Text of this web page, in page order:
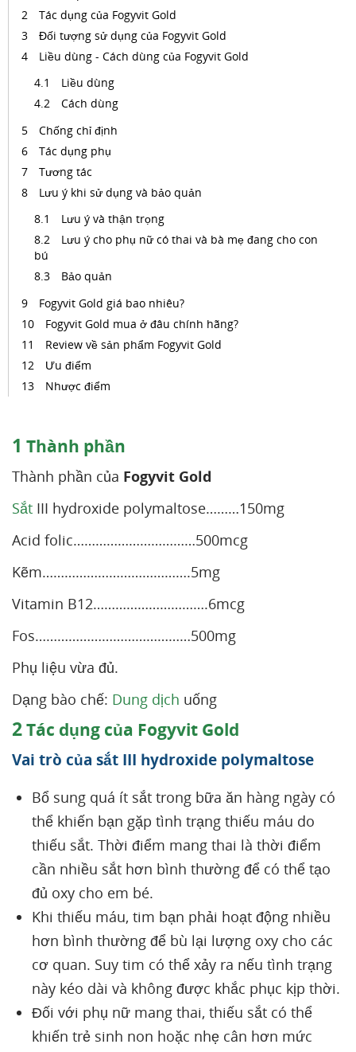
Tác dụng của Fogyvit Gold
Đối tượng sử dụng của Fogyvit Gold
Liều dùng - Cách dùng của Fogyvit Gold
Liều dùng
Cách dùng
Chống chỉ định
Tác dụng phụ
Tương tác
Lưu ý khi sử dụng và bảo quản
Lưu ý và thận trọng
Lưu ý cho phụ nữ có thai và bà mẹ đang cho con
bú
Bảo quản
Fogyvit Gold giá bao nhiêu?
Fogyvit Gold mua ở đâu chính hãng?
Review về sản phẩm Fogyvit Gold
Ưu điểm
Nhược điểm
1 Thành phần
Thành phần của Fogyvit Gold
Sắt III hydroxide polymaltose………150mg
Acid folic……………………………500mcg
Kẽm………………………………….5mg
Vitamin B12………………………….6mcg
Fos……………………………………500mg
Phụ liệu vừa đủ.
Dạng bào chế: Dung dịch uống
2Tác dụng của Fogyvit Gold
Vai trò của sắt III hydroxide polymaltose
Bổ sung quá ít sắt trong bữa ăn hàng ngày có
thể khiến bạn gặp tình trạng thiếu máu do
thiếu sắt. Thời điểm mang thai là thời điểm
cần nhiều sắt hơn bình thường để có thể tạo
đủ oxy cho em bé.
Khi thiếu máu, tim bạn phải hoạt động nhiều
hơn bình thường để bù lại lượng oxy cho các
cơ quan. Suy tim có thể xảy ra nếu tình trạng
này kéo dài và không được khắc phục kịp thời.
Đối với phụ nữ mang thai, thiếu sắt có thể
khiến trẻ sinh non hoặc nhẹ cân hơn mức